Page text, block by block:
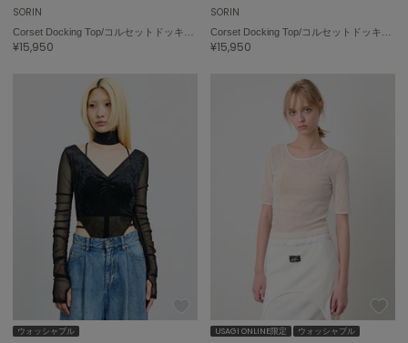
SORIN
¥15,950
SORIN
¥15,950
ウォッシャブル USAGI ONLINE限定 ウォッシャブル